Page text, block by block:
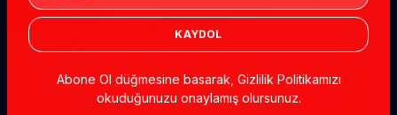
KAYDOL
Abone Ol düğmesine basarak, Gizlilik Politikamızı
okuduğunuzu onaylamış olursunuz.